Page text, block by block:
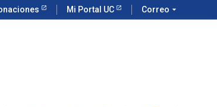
Mi Portal UC Correo arrow_drop_down